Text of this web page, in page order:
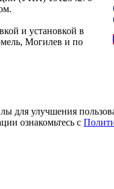
и установкой в
Могилев и по
для улучшения
ознакомьтесь с